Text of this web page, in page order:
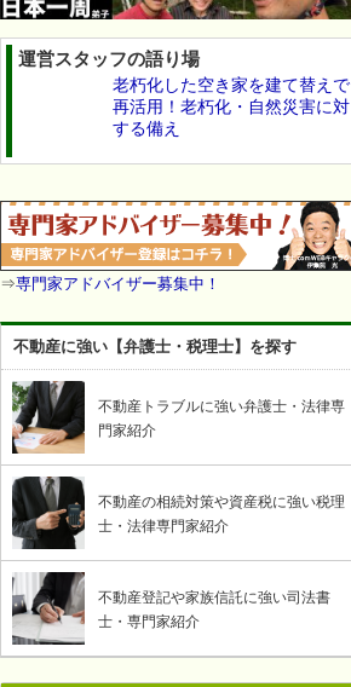
運営スタッフの語り場
老朽化した空き家を建て替えで
再活用！老朽化・自然災害に対
する備え
⇒専門家アドバイザー募集中！
不動産に強い【弁護士・税理士】を探す
不動産トラブルに強い弁護士・法律専
門家紹介
不動産の相続対策や資産税に強い税理
士・法律専門家紹介
不動産登記や家族信託に強い司法書
士・専門家紹介